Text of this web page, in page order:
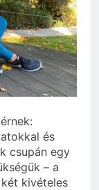
és
csupán egy
– a
kivételes